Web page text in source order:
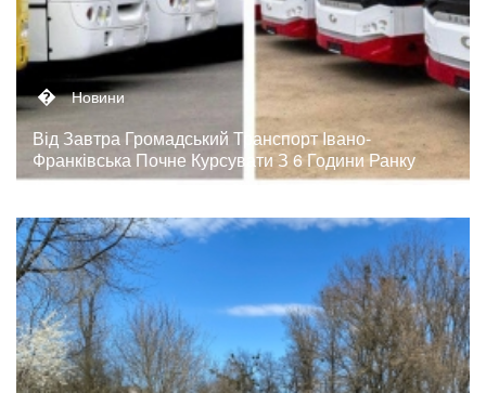
� Новини
Від Завтра Громадський Транспорт Івано-
Франківська Почне Курсувати З 6 Години Ранку